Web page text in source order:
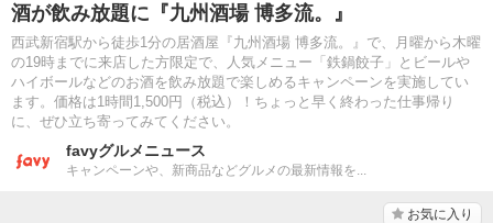
酒が飲み放題に『九州酒場 博多流。』
西武新宿駅から徒歩1分の居酒屋『九州酒場 博多流。』で、月曜から木曜
の19時までに来店した方限定で、人気メニュー「鉄鍋餃子」とビールや
ハイボールなどのお酒を飲み放題で楽しめるキャンペーンを実施してい
ます。価格は1時間1,500円（税込）！ちょっと早く終わった仕事帰り
に、ぜひ立ち寄ってみてください。
favyグルメニュース
キャンペーンや、新商品などグルメの最新情報を...
お気に入り